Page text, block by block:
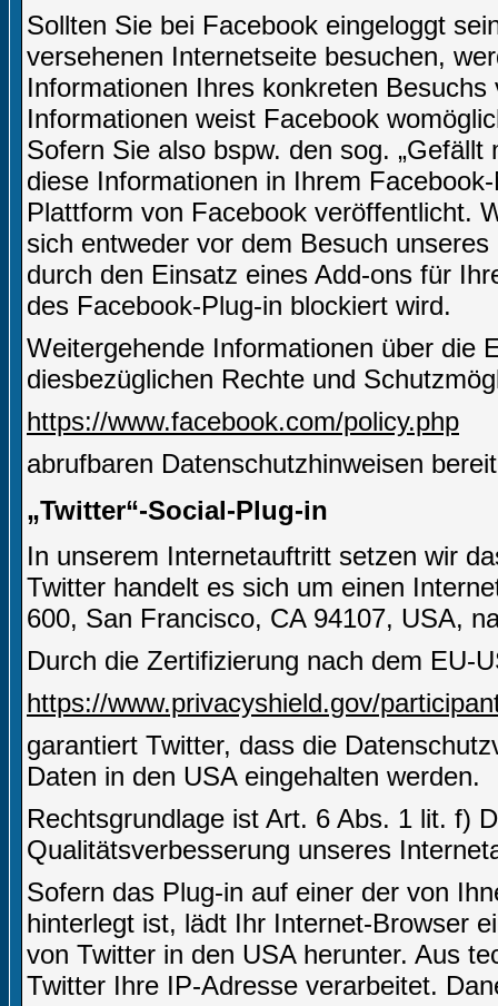
Sollten Sie bei Facebook eingeloggt
versehenen Internetseite besuchen,
Informationen Ihres konkreten
Informationen weist Facebook
Sofern Sie also bspw. den sog.
diese Informationen in Ihrem
Plattform von Facebook veröffentlicht.
sich entweder vor dem Besuch
durch den Einsatz eines Add-ons für
des Facebook-Plug-in blockiert wird.
Weitergehende Informationen über die
diesbezüglichen Rechte und
https://www.facebook.com/policy.php
abrufbaren Datenschutzhinweisen
„Twitter“-Social-Plug-in
In unserem Internetauftritt setzen wir
Twitter handelt es sich um einen
600, San Francisco, CA 94107, USA,
Durch die Zertifizierung nach dem EU-
https://www.privacyshield.gov/
garantiert Twitter, dass die
Daten in den USA eingehalten werden.
Rechtsgrundlage ist Art. 6 Abs. 1 lit. f)
Qualitätsverbesserung unseres
Sofern das Plug-in auf einer der von
hinterlegt ist, lädt Ihr Internet-Browser
von Twitter in den USA herunter. Aus
Twitter Ihre IP-Adresse verarbeitet.